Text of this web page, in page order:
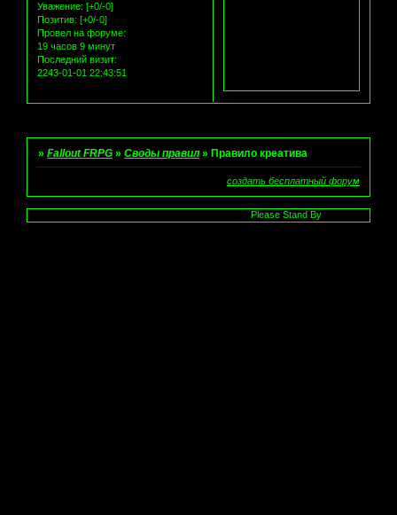
Уважение: [+0/-0]
Позитив: [+0/-0]
Провел на форуме:
19 часов 9 минут
Последний визит:
2243-01-01 22:43:51
»Fallout FRPG »Своды правил »Правило креатива
создать бесплатный форум
Please Stand By